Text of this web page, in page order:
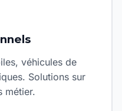
véhicules de
Solutions sur
métier.